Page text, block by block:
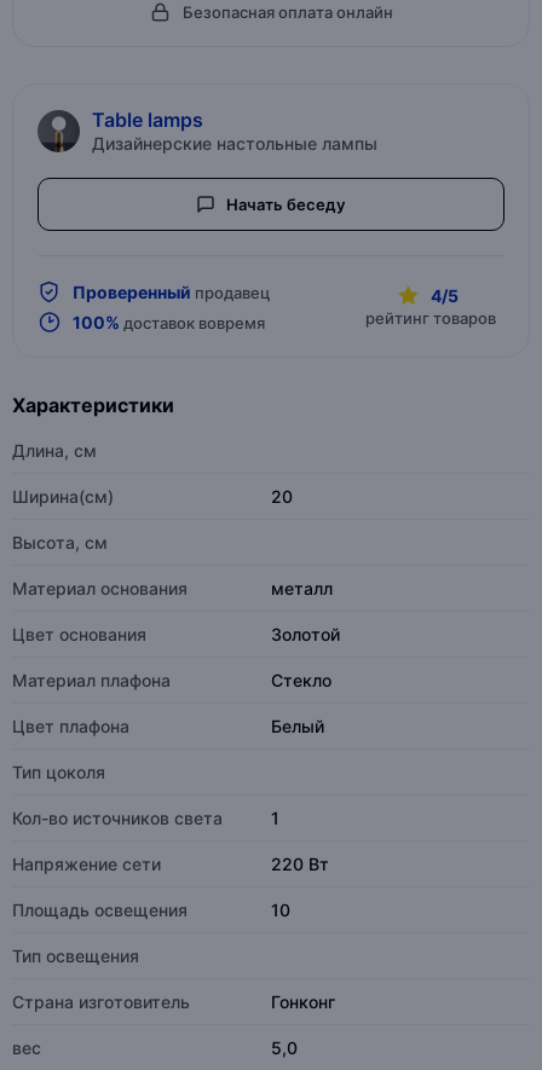
Безопасная оплата онлайн
Table lamps
Дизайнерские настольные лампы
Начать беседу
Проверенный продавец
100% доставок вовремя
4/5
рейтинг товаров
Характеристики
Длина, см
Ширина(см) 20
Высота, см
Материал основания металл
Цвет основания Золотой
Материал плафона Стекло
Цвет плафона Белый
Тип цоколя
Кол-во источников света 1
Напряжение сети 220 Вт
Площадь освещения 10
Тип освещения
Страна изготовитель Гонконг
вес 5,0